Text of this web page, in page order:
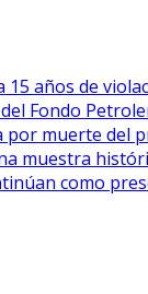
15 años de
Fondo
por muerte del
muestra
como